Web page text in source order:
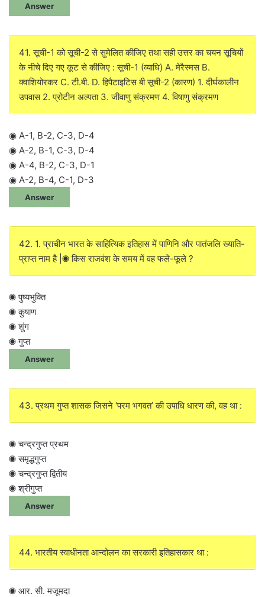
Answer
41. सूची-1 को सूची-2 से सुमेलित कीजिए तथा सही उत्तर का चयन सूचियों
के नीचे दिए गए कूट से कीजिए : सूची-1 (व्याधि) A. मेरैस्मस B.
क्वाशियोरकर C. टी.बी. D. हिपैटाइटिस बी सूची-2 (कारण) 1. दीर्घकालीन
उपवास 2. प्रोटीन अल्पता 3. जीवाणु संक्रमण 4. विषाणु संक्रमण
◉ A-1, B-2, C-3, D-4
◉ A-2, B-1, C-3, D-4
◉ A-4, B-2, C-3, D-1
◉ A-2, B-4, C-1, D-3
Answer
42. 1. प्राचीन भारत के साहित्यिक इतिहास में पाणिनि और पातंजलि ख्याति-
प्राप्त नाम है |◉ किस राजवंश के समय में वह फले-फूले ?
◉ पुष्यभुक्ति
◉ कुषाण
◉ शुंग
◉ गुप्त
Answer
43. प्रथम गुप्त शासक जिसने ‘परम भगवत’ की उपाधि धारण की, वह था :
◉ चन्द्रगुप्त प्रथम
◉ समृद्धगुप्त
◉ चन्द्रगुप्त द्वितीय
◉ श्रीगुप्त
Answer
44. भारतीय स्वाधीनता आन्दोलन का सरकारी इतिहासकार था :
◉ आर. सी. मजूमदा